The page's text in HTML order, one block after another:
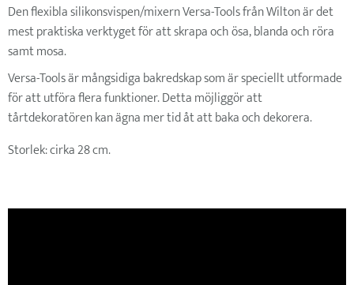
Den flexibla silikonsvispen/mixern Versa-Tools från Wilton är det
mest praktiska verktyget för att skrapa och ösa, blanda och röra
samt mosa.
Versa-Tools är mångsidiga bakredskap som är speciellt utformade
för att utföra flera funktioner. Detta möjliggör att
tårtdekoratören kan ägna mer tid åt att baka och dekorera.
Storlek: cirka 28 cm.